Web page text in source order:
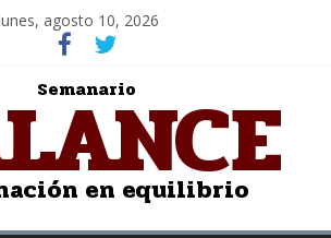
agosto 10, 2026
Semanario
en equilibrio